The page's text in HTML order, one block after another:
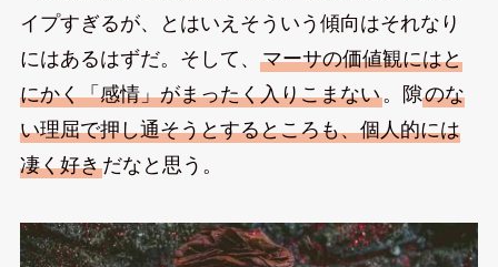
イプすぎるが、とはいえそういう傾向はそれなり
にはあるはずだ。そして、 マーサの価値観にはと
にかく「感情」がまったく入りこまない。隙のな
い理屈で押し通そうとするところも、個人的には
凄く好きだなと思う。